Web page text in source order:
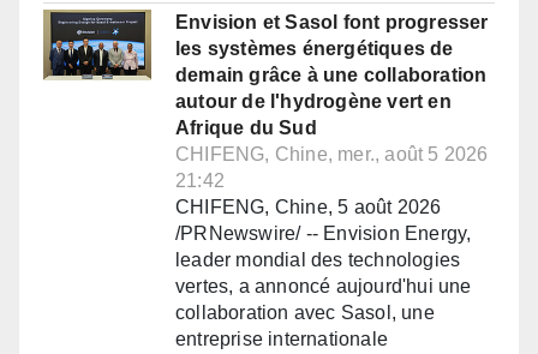
Envision et Sasol font progresser
les systèmes énergétiques de
demain grâce à une collaboration
autour de l'hydrogène vert en
Afrique du Sud
CHIFENG, Chine, mer., août 5 2026
21:42
CHIFENG, Chine, 5 août 2026
/PRNewswire/ -- Envision Energy,
leader mondial des technologies
vertes, a annoncé aujourd'hui une
collaboration avec Sasol, une
entreprise internationale